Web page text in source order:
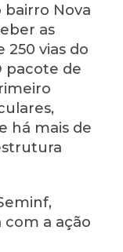
bairro Nova
as
250 vias do
pacote de
há mais de
a ação